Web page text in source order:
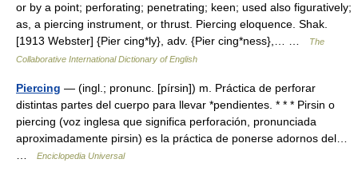
or by a point; perforating; penetrating; keen; used also figuratively;
as, a piercing instrument, or thrust. Piercing eloquence. Shak.
[1913 Webster] {Pier cing*ly}, adv. {Pier cing*ness},… …
The
Collaborative International Dictionary of English
Piercing — (ingl.; pronunc. [pírsin]) m. Práctica de perforar
distintas partes del cuerpo para llevar *pendientes. * * * Pirsin o
piercing (voz inglesa que significa perforación, pronunciada
aproximadamente pirsin) es la práctica de ponerse adornos del…
Enciclopedia Universal